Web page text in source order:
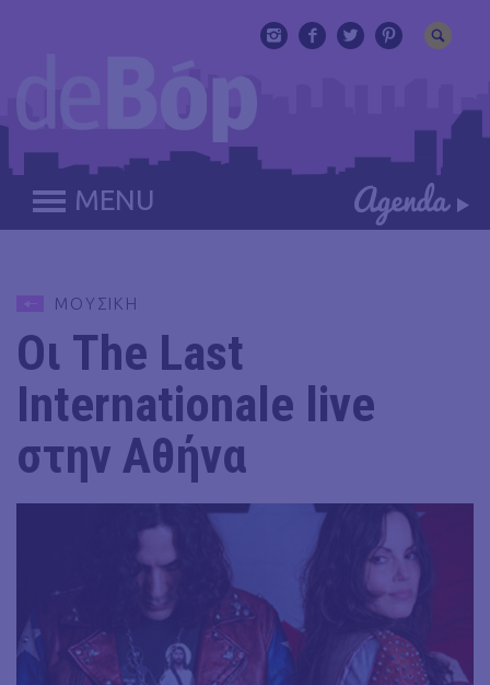
MENU
ΜΟΥΣΙΚΗ
Οι The Last
Internationale live
στην Αθήνα